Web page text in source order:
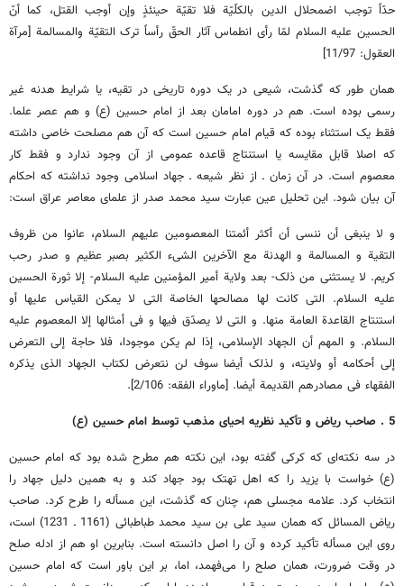
حدّاً توجب اضمحلال الدین بالکلّیّة فلا تقیّة حینئذٍ وإن أوجب القتل، کما أنّ
الحسین علیه السلام لمّا رأی انطماس آثار الحقّ رأساً ترک التقیّة والمسالمة [مرآة
العقول: 11/97]
همان طور که گذشت، شیعی در یک دوره تاریخی در تقیه، یا شرایط هدنه غیر
رسمی بوده است. هم در دوره امامان بعد از امام حسین (ع) و هم عصر علما.
فقط یک استثناء بوده که قیام امام حسین است که آن هم مصلحت خاصی داشته
که اصلا قابل مقایسه یا استنتاج قاعده عمومی از آن وجود ندارد و فقط کار
معصوم است. در آن زمان ـ از نظر شیعه ـ جهاد اسلامی وجود نداشته که احکام
آن بیان شود. این تحلیل عین عبارت سید محمد صدر از علمای معاصر عراق است:
و لا ینبغی أن ننسی أن أکثر أئمتنا المعصومین علیهم السلام، عانوا من ظروف
التقیة و المسالمة و الهدنة مع الآخرین الشی‌ء الکثیر بصبر عظیم و صدر رحب
کریم. لا یستثنی من ذلک- بعد ولایة أمیر المؤمنین علیه السلام- إلا ثورة الحسین
علیه السلام. التی کانت لها مصالحها الخاصة التی لا یمکن القیاس علیها أو
استنتاج القاعدة العامة منها. و التی لا یصدّق فیها و فی أمثالها إلا المعصوم علیه
السلام. و المهم أن الجهاد الإسلامی، إذا لم یکن موجودا، فلا حاجة إلی التعرض
إلی أحکامه أو ولایته، و لذلک أیضا سوف لن نتعرض لکتاب الجهاد الذی یذکره
الفقهاء فی مصادرهم القدیمة أیضا. [ماوراء الفقه: 2/106].
5 . صاحب ریاض و تأکید نظریه احیای مذهب توسط امام حسین (ع)
در سه نکته‌ای که کرکی گفته بود، این نکته هم مطرح شده بود که امام حسین
(ع) خواست با یزید را که اهل تهتک بود جهاد کند و به همین دلیل جهاد را
انتخاب کرد. علامه مجسلی هم، چنان که گذشت، این مسأله را طرح کرد. صاحب
ریاض المسائل که همان سید علی بن سید محمد طباطبائی (1161 ـ 1231) است،
روی این مسأله تأکید کرده و آن را اصل دانسته است. بنابرین او هم از ادله صلح
در وقت ضرورت، همان صلح را می‌فهمد، اما، بر این باور است که امام حسین